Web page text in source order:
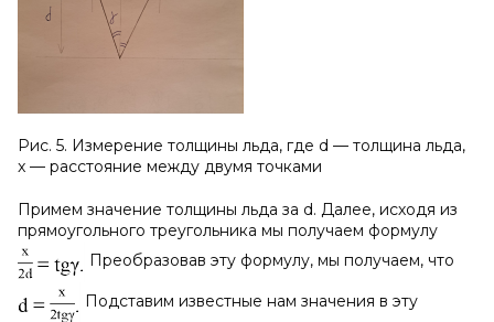
Рис. 5. Измерение толщины льда, где d — толщина льда,
x — расстояние между двумя точками
Примем значение толщины льда за d. Далее, исходя из
прямоугольного треугольника мы получаем формулу
Преобразовав эту формулу, мы получаем, что
Подставим известные нам значения в эту